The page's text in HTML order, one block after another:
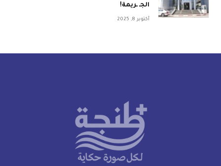
الجـ ـريمة!
أكتوبر 8, 2025